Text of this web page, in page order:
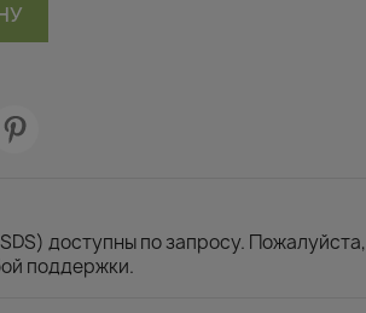
доступны по запросу. Пожалуйста,
поддержки.